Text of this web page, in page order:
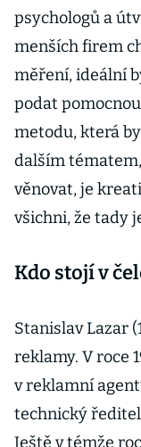
psychologů a
menších firem
měření, ideální
podat
metodu, která
dalším
věnovat, je
všichni, že tady
Kdo stojí v
Stanislav Lazar
reklamy. V roce
v reklamní
technický
Ještě v témže